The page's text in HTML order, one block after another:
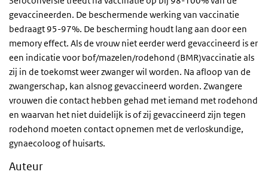
gevaccineerden. De beschermende werking van vaccinatie
bedraagt 95-97%. De bescherming houdt lang aan door een
memory effect. Als de vrouw niet eerder werd gevaccineerd is er
een indicatie voor bof/mazelen/rodehond (BMR)vaccinatie als
zij in de toekomst weer zwanger wil worden. Na afloop van de
zwangerschap, kan alsnog gevaccineerd worden. Zwangere
vrouwen die contact hebben gehad met iemand met rodehond
en waarvan het niet duidelijk is of zij gevaccineerd zijn tegen
rodehond moeten contact opnemen met de verloskundige,
gynaecoloog of huisarts.
Auteur